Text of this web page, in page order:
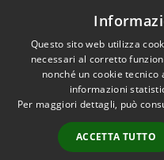
Dichiarazione di
Accessibilità
Questo sito web utilizza
necessari al corretto
nonché un cookie
informazioni
Per maggiori dettagli, può
ACCETTA TUTTO